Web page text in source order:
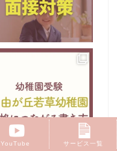
YouTube サービス一覧